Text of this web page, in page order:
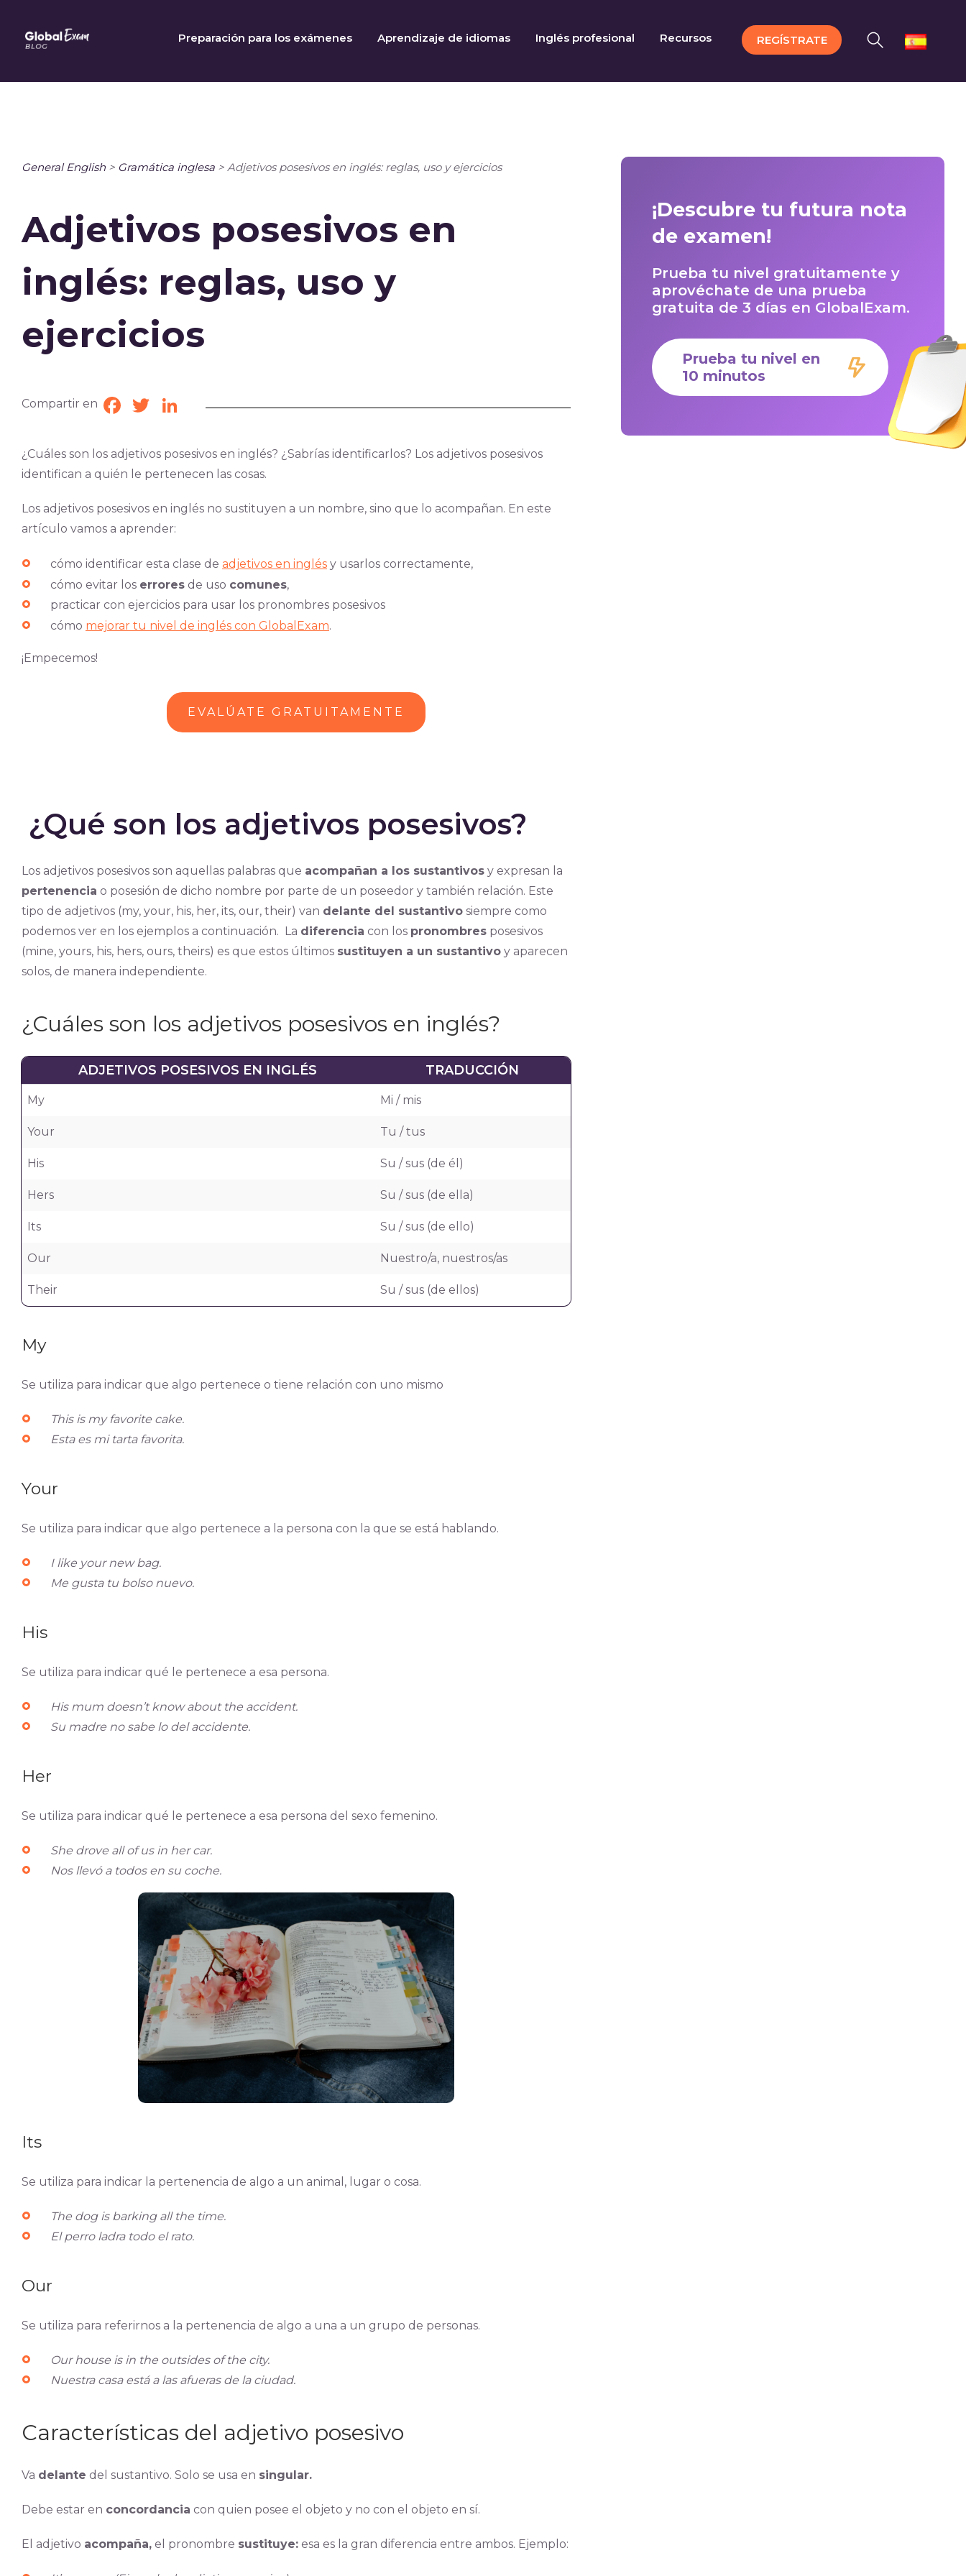
content
Preparación para los exámenes Aprendizaje de idiomas Inglés profesional Recursos REGÍSTRATE
General English > Gramática inglesa > Adjetivos posesivos en inglés: reglas, uso y ejercicios
Adjetivos posesivos en
inglés: reglas, uso y
ejercicios
Compartir en Facebook
TwitterLinkedIn
¿Cuáles son los adjetivos posesivos en inglés? ¿Sabrías identificarlos? Los adjetivos posesivos
identifican a quién le pertenecen las cosas.
Los adjetivos posesivos en inglés no sustituyen a un nombre, sino que lo acompañan. En este
artículo vamos a aprender:
cómo identificar esta clase de adjetivos en inglésy usarlos correctamente,
cómo evitar los erroresde uso comunes,
practicar con ejercicios para usar los pronombres posesivos
cómo mejorar tu nivel de inglés con GlobalExam.
¡Empecemos!
EVALÚATE GRATUITAMENTE
¿Qué son los adjetivos posesivos?
Los adjetivos posesivos son aquellas palabras que acompañan a los sustantivosy expresan la
pertenencia o posesión de dicho nombre por parte de un poseedor y también relación. Este
tipo de adjetivos (my, your, his, her, its, our, their) van delante del sustantivosiempre como
podemos ver en los ejemplos a continuación. La diferencia con los pronombresposesivos
(mine, yours, his, hers, ours, theirs) es que estos últimos sustituyen a un sustantivoy aparecen
solos, de manera independiente.
¿Cuáles son los adjetivos posesivos en inglés?
ADJETIVOS POSESIVOS EN INGLÉS TRADUCCIÓN
My Mi / mis
Your Tu / tus
His Su / sus (de él)
Hers Su / sus (de ella)
Its Su / sus (de ello)
Our Nuestro/a, nuestros/as
Their Su / sus (de ellos)
My
Se utiliza para indicar que algo pertenece o tiene relación con uno mismo
This is my favorite cake.
Esta es mi tarta favorita.
Your
Se utiliza para indicar que algo pertenece a la persona con la que se está hablando.
I like your new bag.
Me gusta tu bolso nuevo.
His
Se utiliza para indicar qué le pertenece a esa persona.
His mum doesn’t know about the accident.
Su madre no sabe lo del accidente.
Her
Se utiliza para indicar qué le pertenece a esa persona del sexo femenino.
She drove all of us in her car.
Nos llevó a todos en su coche.
Its
Se utiliza para indicar la pertenencia de algo a un animal, lugar o cosa.
The dog is barking all the time.
El perro ladra todo el rato.
Our
Se utiliza para referirnos a la pertenencia de algo a una a un grupo de personas.
Our house is in the outsides of the city.
Nuestra casa está a las afueras de la ciudad.
Características del adjetivo posesivo
Va delante del sustantivo. Solo se usa en singular.
Debe estar en concordancia con quien posee el objeto y no con el objeto en sí.
El adjetivo acompaña,el pronombre sustituye:esa es la gran diferencia entre ambos. Ejemplo:
¡Descubre tu futura nota
de examen!
Prueba tu nivel gratuitamente y
aprovéchate de una prueba
gratuita de 3 días en GlobalExam.
Prueba tu nivel en
10 minutos